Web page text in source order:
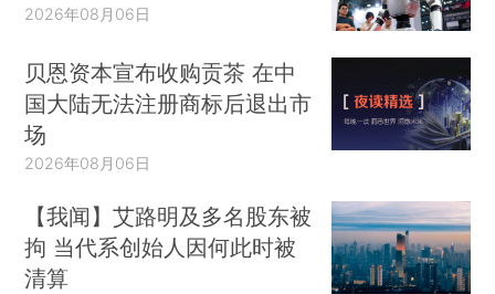
2026年08月06日
贝恩资本宣布收购贡茶 在中
国大陆无法注册商标后退出市
场
2026年08月06日
【我闻】艾路明及多名股东被
拘 当代系创始人因何此时被
清算